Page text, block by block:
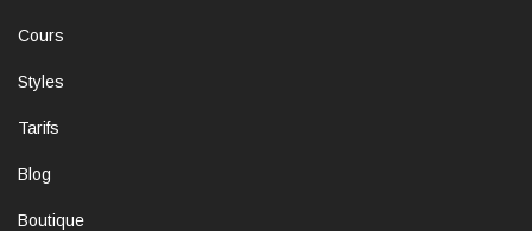
Cours
Styles
Tarifs
Blog
Boutique